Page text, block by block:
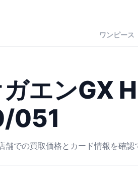
ワンピース
エンGX
051
舗での買取価格とカード情報を確認